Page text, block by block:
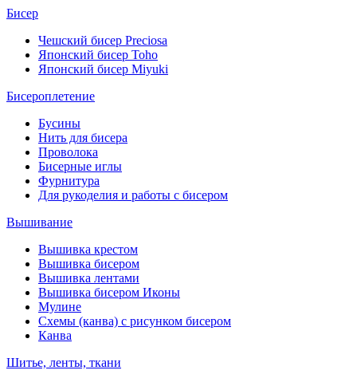
Бисер
Чешский бисер Preciosa
Японский бисер Toho
Японский бисер Miyuki
Бисероплетение
Бусины
Нить для бисера
Проволока
Бисерные иглы
Фурнитура
Для рукоделия и работы с бисером
Вышивание
Вышивка крестом
Вышивка бисером
Вышивка лентами
Вышивка бисером Иконы
Мулине
Схемы (канва) с рисунком бисером
Канва
Шитье, ленты, ткани